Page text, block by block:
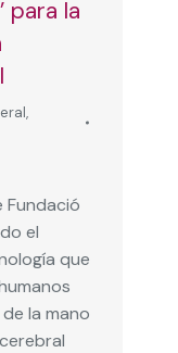
para la
,
Fundació
el
que
la mano